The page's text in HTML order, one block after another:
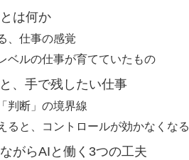
は何か
、仕事の感覚
ベルの仕事が育てていたもの
、手で残したい仕事
判断」の境界線
ると、コントロールが効かなくなる
がらAIと働く3つの工夫